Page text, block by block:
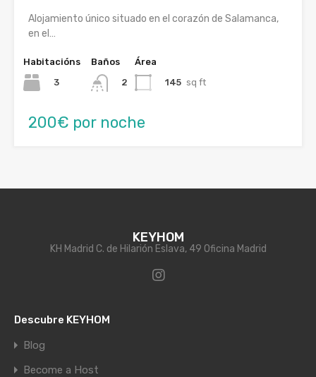
Alojamiento único situado en el corazón de Salamanca,
en el…
Habitacións
3
Baños
2
Área
145 sq ft
200€ por noche
KEYHOM
KH Madrid C. de Hilarión Eslava, 49 Oficina Madrid
Descubre KEYHOM
Blog
Become a Host